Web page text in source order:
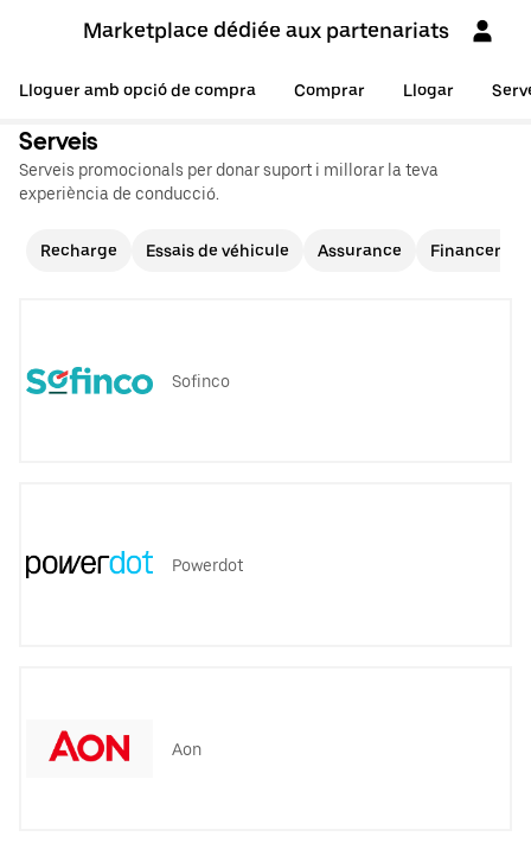
Marketplace dédiée aux partenariats
Lloguer amb opció de compra Comprar Llogar
Serveis
Serveis promocionals per donar suport i millorar la teva
experiència de conducció.
Recharge Essais de véhicule Assurance
Sofinco
Powerdot
Aon